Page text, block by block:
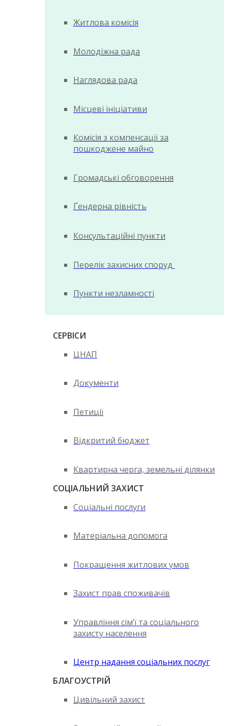
Житлова комісія
Молодіжна рада
Наглядова рада
Місцеві ініціативи
Комісія з компенсації за
пошкоджене майно
Громадські обговорення
Ґендерна рівність
Консультаційні пункти
Перелік захисних споруд
Пункти незламності
СЕРВІСИ
ЦНАП
Документи
Петиції
Відкритий бюджет
Квартирна черга, земельні ділянки
СОЦІАЛЬНИЙ ЗАХИСТ
Соціальні послуги
Матеріальна допомога
Покращення житлових умов
Захист прав споживачів
Управління сім’ї та соціального
захисту населення
Центр надання соціальних послуг
БЛАГОУСТРІЙ
Цивільний захист